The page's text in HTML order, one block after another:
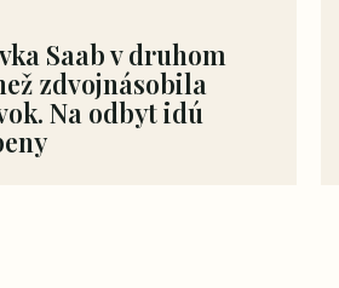
Saab v druhom
zdvojnásobila
Na odbyt idú